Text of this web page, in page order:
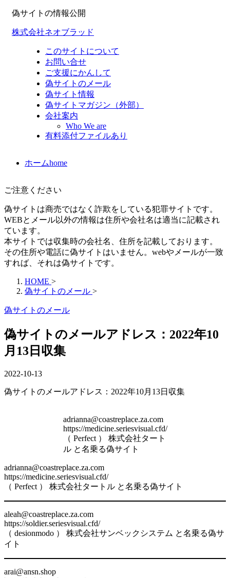
偽サイトの情報公開
株式会社ネオブラッド
このサイトについて
お問い合せ
ご支援にかんして
偽サイトのメール
偽サイト情報
偽サイトマガジン（外部）
会社案内
Who We are
有料添付ファイルあり
ホームhome
ご注意ください
偽サイトは商売ではなく詐欺をしている犯罪サイトです。
WEBとメール以外の情報は住所や会社名は適当に記載され
ています。
本サイトでは収集時の会社名、住所を記載しております。
その住所や電話に偽サイトはいません。webやメールが一致
すれば、それは偽サイトです。
HOME >
偽サイトのメール >
偽サイトのメール
偽サイトのメールアドレス：2022年10
月13日収集
2022-10-13
偽サイトのメールアドレス：2022年10月13日収集
adrianna@coastreplace.za.com
https://medicine.seriesvisual.cfd/
（ Perfect ） 株式会社タート
ル と名乗る偽サイト
adrianna@coastreplace.za.com
https://medicine.seriesvisual.cfd/
（ Perfect ） 株式会社タートル と名乗る偽サイト
aleah@coastreplace.za.com
https://soldier.seriesvisual.cfd/
（ desionmodo ） 株式会社サンベックシステム と名乗る偽サ
イト
arai@ansn.shop